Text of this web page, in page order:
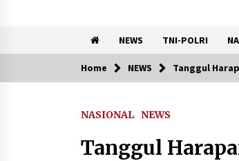
NEWS TNI-POLRI
Trending Now
Kemenkum
Transformasi
Home NEWS Tanggul
NASIONAL NEWS
Tanggul